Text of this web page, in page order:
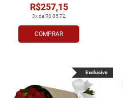
COMPRAR
3x de R$ 85,72
R$257,15
Exclusivo